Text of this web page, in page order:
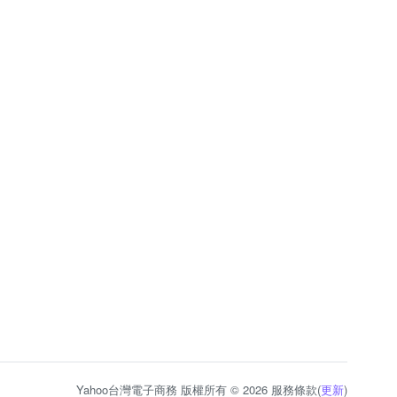
Yahoo台灣電子商務 版權所有 © 2026 服務條款(更新)